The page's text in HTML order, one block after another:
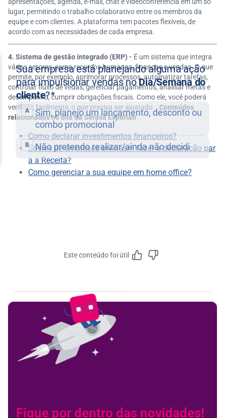
lugar, permitindo o trabalho colaborativo entre os membros da
equipe e com clientes. A plataforma tem pacotes flexíveis, de
acordo com as necessidades de cada empresa.
4. Sistema de gestão integrado (ERP) - É um sistema que integra
vários setores, como recursos humanos, finanças e vendas. O que
permite, por exemplo, aprimorar processos, automatizar tarefas,
controlar fluxo de vedas, gerenciar pagamentos, analisar metas e
desempenho, cumprir obrigações fiscais. Como ele, você poderá
verificar, facilmente, o que precisa ser ajustado.
Conteúdos
relacionados no site da Serasa Experian
Como declarar investimentos financeiros?
Sócios de empresas precisam fazer a declaração par
a a Receita?
Como gerenciar a sua equipe em home office?
Este conteúdo foi útil
Fique por dentro das novidades!